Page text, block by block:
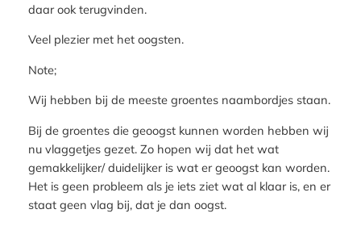
daar ook terugvinden.
Veel plezier met het oogsten.
Note;
Wij hebben bij de meeste groentes naambordjes staan.
Bij de groentes die geoogst kunnen worden hebben wij
nu vlaggetjes gezet. Zo hopen wij dat het wat
gemakkelijker/ duidelijker is wat er geoogst kan worden.
Het is geen probleem als je iets ziet wat al klaar is, en er
staat geen vlag bij, dat je dan oogst.